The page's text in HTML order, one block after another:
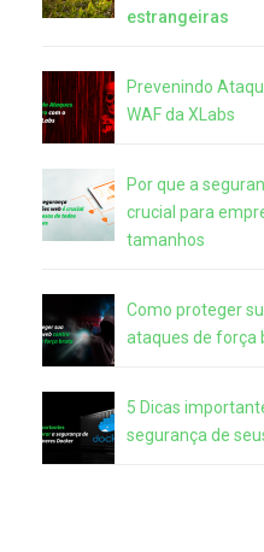
estrangeiras
Prevenindo
WAF da XLabs
Por que a
crucial para
tamanhos
Como proteger
ataques de força
5 Dicas
segurança de